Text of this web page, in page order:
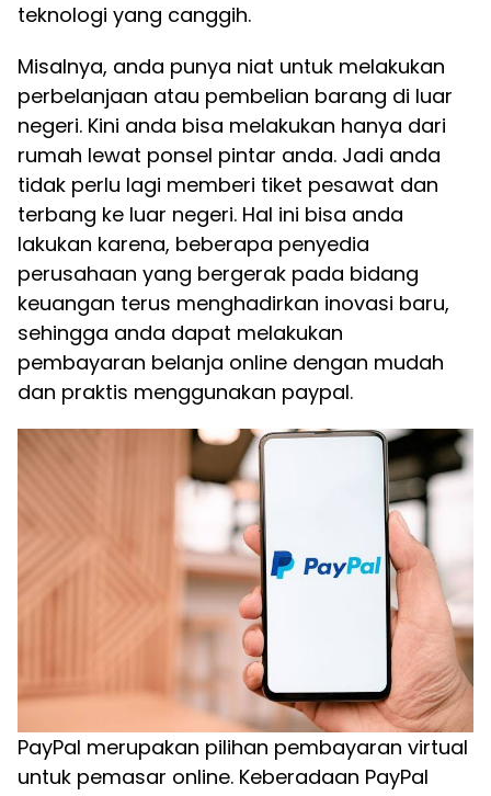
teknologi yang canggih.
Misalnya, anda punya niat untuk melakukan
perbelanjaan atau pembelian barang di luar
negeri. Kini anda bisa melakukan hanya dari
rumah lewat ponsel pintar anda. Jadi anda
tidak perlu lagi memberi tiket pesawat dan
terbang ke luar negeri. Hal ini bisa anda
lakukan karena, beberapa penyedia
perusahaan yang bergerak pada bidang
keuangan terus menghadirkan inovasi baru,
sehingga anda dapat melakukan
pembayaran belanja online dengan mudah
dan praktis menggunakan paypal.
PayPal merupakan pilihan pembayaran virtual
untuk pemasar online. Keberadaan PayPal